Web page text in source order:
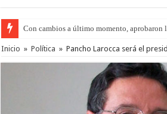
Con cambios a último momento, aprobaron
Inicio » Política » Pancho Larocca será el